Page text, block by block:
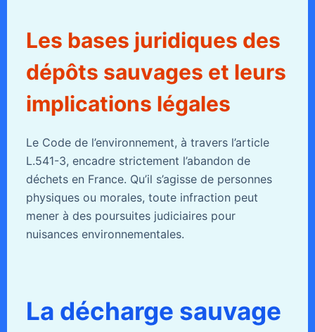
Les bases juridiques des
dépôts sauvages et leurs
implications légales
Le Code de l’environnement, à travers l’article
L.541-3, encadre strictement l’abandon de
déchets en France. Qu’il s’agisse de personnes
physiques ou morales, toute infraction peut
mener à des poursuites judiciaires pour
nuisances environnementales.
La décharge sauvage